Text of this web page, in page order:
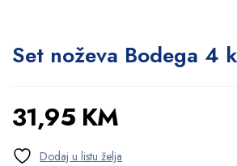
Set noževa Bodega 4
31,95 KM